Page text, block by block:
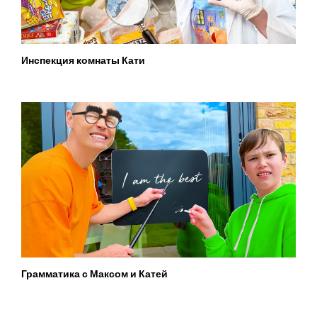
Инспекция комнаты Кати
Грамматика с Максом и Катей